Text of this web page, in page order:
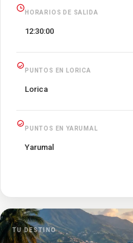
HORARIOS DE SALIDA
12:30:00
PUNTOS EN LORICA
Lorica
PUNTOS EN YARUMAL
Yarumal
TU DESTINO